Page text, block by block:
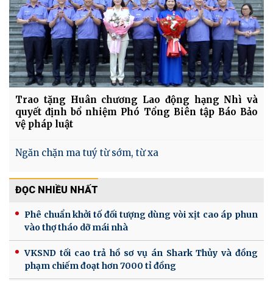
Trao tặng Huân chương Lao động hạng Nhì và
quyết định bổ nhiệm Phó Tổng Biên tập Báo Bảo
vệ pháp luật
Ngăn chặn ma tuý từ sớm, từ xa
ĐỌC NHIỀU NHẤT
Phê chuẩn khởi tố đối tượng dùng vòi xịt cao áp phun
vào thợ tháo dỡ mái nhà
VKSND tối cao trả hồ sơ vụ án Shark Thủy và đồng
phạm chiếm đoạt hơn 7000 tỉ đồng